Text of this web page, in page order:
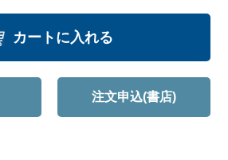
カートに入れる
注文申込(書店)